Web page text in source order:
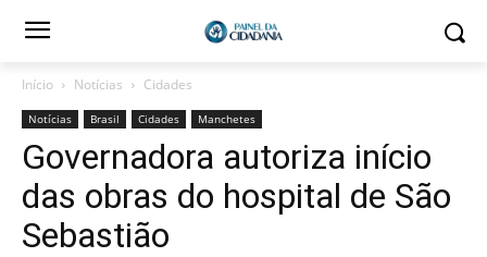
Início Notícias Cidades
Notícias Brasil Cidades Manchetes
Governadora autoriza início
das obras do hospital de São
Sebastião